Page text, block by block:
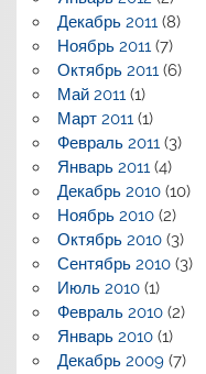
Декабрь 2011(8)
Ноябрь 2011(7)
Октябрь 2011(6)
Май 2011(1)
Март 2011(1)
Февраль 2011(3)
Январь 2011(4)
Декабрь 2010(10)
Ноябрь 2010(2)
Октябрь 2010(3)
Сентябрь 2010(3)
Июль 2010(1)
Февраль 2010(2)
Январь 2010(1)
Декабрь 2009(7)